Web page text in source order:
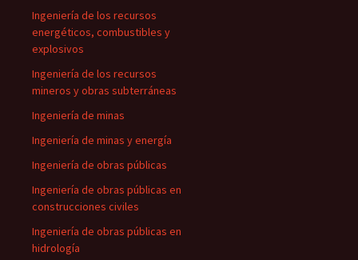
Ingeniería de los recursos
energéticos, combustibles y
explosivos
Ingeniería de los recursos
mineros y obras subterráneas
Ingeniería de minas
Ingeniería de minas y energía
Ingeniería de obras públicas
Ingeniería de obras públicas en
construcciones civiles
Ingeniería de obras públicas en
hidrología